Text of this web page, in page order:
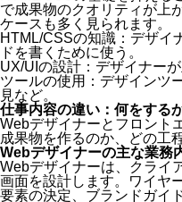
で成果物のクオリティが上
ケースも多く見られます。
HTML/CSSの知識：デザイ
ドを書くために使う。
UX/UIの設計：デザイナー
ツールの使用：デザインツ
見など。
仕事内容の違い：何をする
Webデザイナーとフロント
成果物を作るのか、どの工
Webデザイナーの主な業務
Webデザイナーは、クライ
画面を設計します。ワイヤ
要素の決定、ブランドガイ